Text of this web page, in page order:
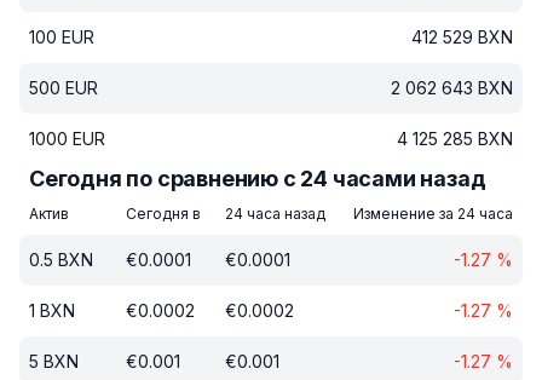
100 EUR 412 529 BXN
500 EUR 2 062 643 BXN
1000 EUR 4 125 285 BXN
Сегодня по сравнению с 24 часами назад
Актив Сегодня в 24 часа назад Изменение за 24 часа
0.5 BXN €0.0001 €0.0001 -1.27 %
1 BXN €0.0002 €0.0002 -1.27 %
5 BXN €0.001 €0.001 -1.27 %